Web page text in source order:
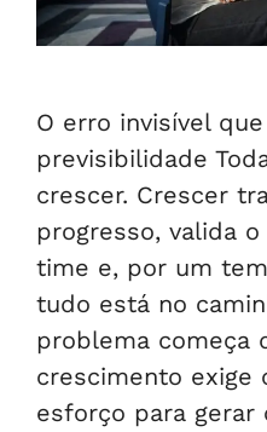
O erro invisível
previsibilidade
crescer. Crescer
progresso, valida
time e, por um
tudo está no
problema começa
crescimento exige
esforço para